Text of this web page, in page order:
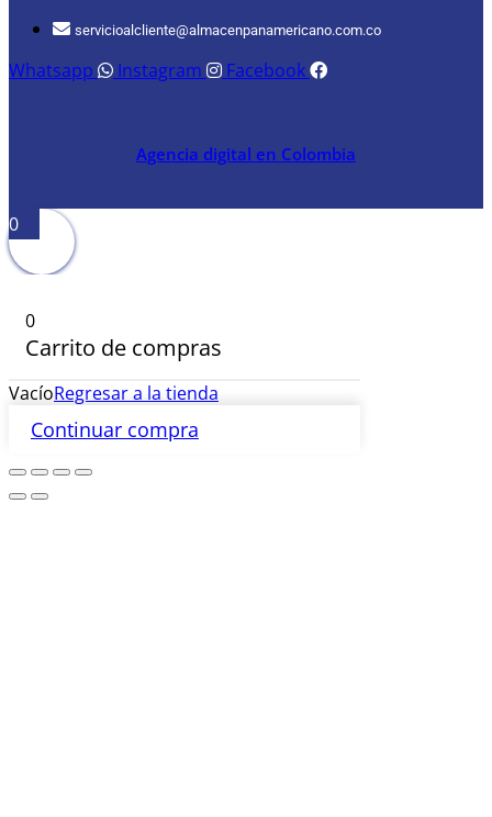
servicioalcliente@almacenpanamericano.com.co
Whatsapp Instagram Facebook
Agencia digital en Colombia
0
0
Carrito de compras
VacíoRegresar a la tienda
Continuar compra